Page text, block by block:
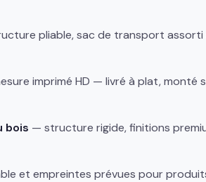
pliable, sac de transport assorti
imprimé HD — livré à plat, monté
bois — structure rigide, finitions
et empreintes prévues pour